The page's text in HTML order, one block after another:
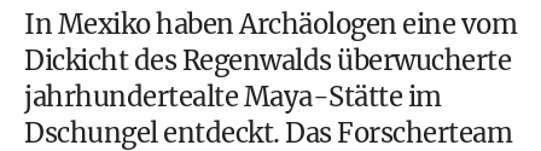
In Mexiko haben Archäologen eine vom
Dickicht des Regenwalds überwucherte
jahrhundertealte Maya-Stätte im
Dschungel entdeckt. Das Forscherteam